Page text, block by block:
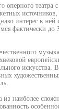
оперного театра
интерес к ней
фактически до
искусства.
наиболее